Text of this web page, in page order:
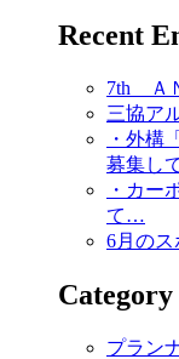
Recent
7th Ａ
三協ア
・外構
募集し
・カー
て…
6月の
Category
プラン